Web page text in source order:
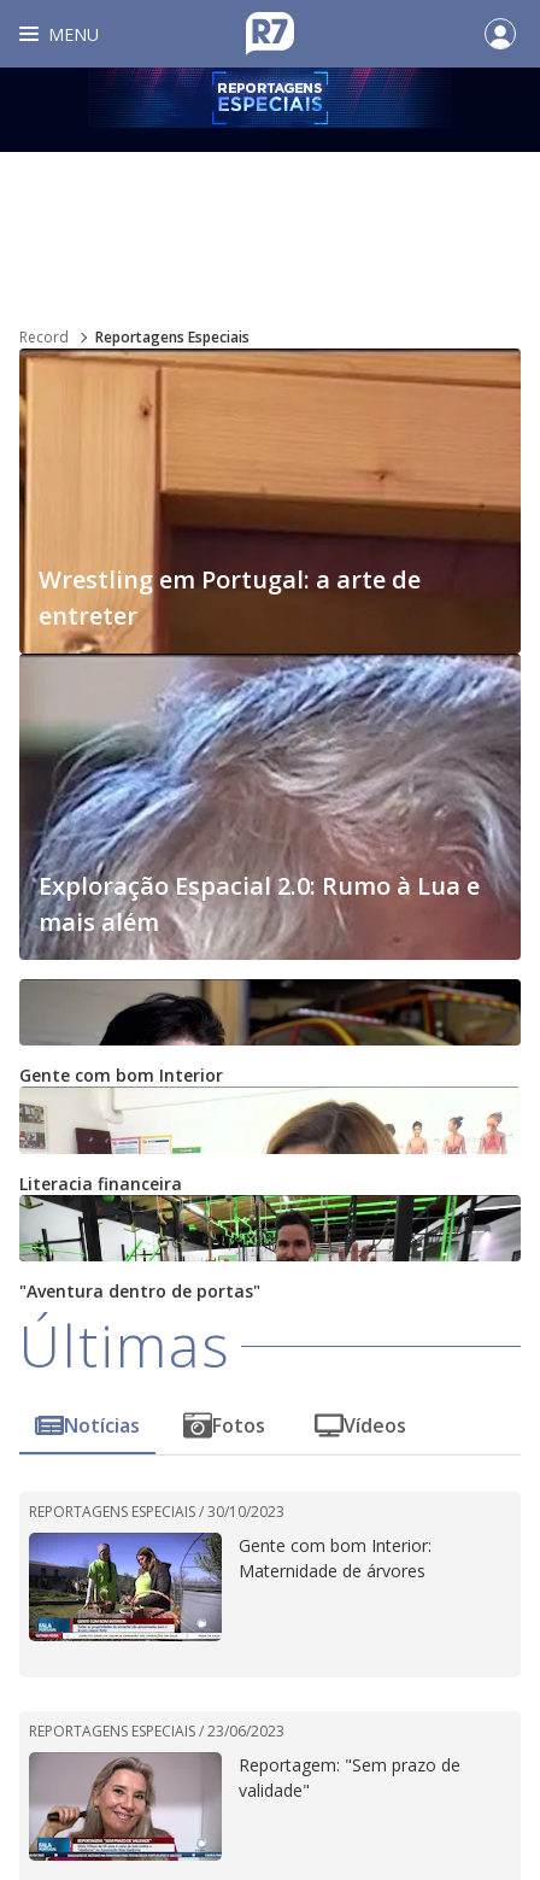
MENU
Record Reportagens Especiais
Wrestling em Portugal: a arte de
entreter
Exploração Espacial 2.0: Rumo à Lua e
mais além
Gente com bom Interior
Literacia financeira
"Aventura dentro de portas"
Últimas
Notícias Fotos Vídeos
REPORTAGENS ESPECIAIS /30/10/2023
Gente com bom Interior:
Maternidade de árvores
REPORTAGENS ESPECIAIS /23/06/2023
Reportagem: "Sem prazo de
validade"